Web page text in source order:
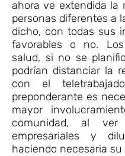
ahora ve extendida la
personas diferentes a
dicho, con todas sus
favorables o no.
salud, si no se
podrían distanciar la
con el
preponderante es
mayor
comunidad, al ver
empresariales y
haciendo necesaria